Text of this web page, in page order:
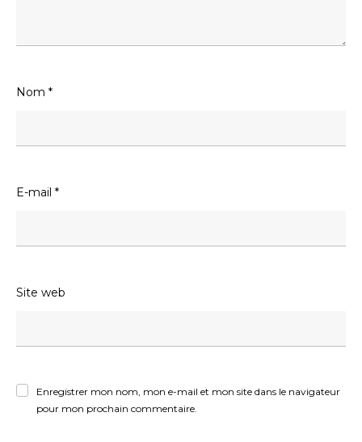
Nom *
E-mail *
Site web
Enregistrer mon nom, mon e-mail et mon site dans le navigateur
pour mon prochain commentaire.